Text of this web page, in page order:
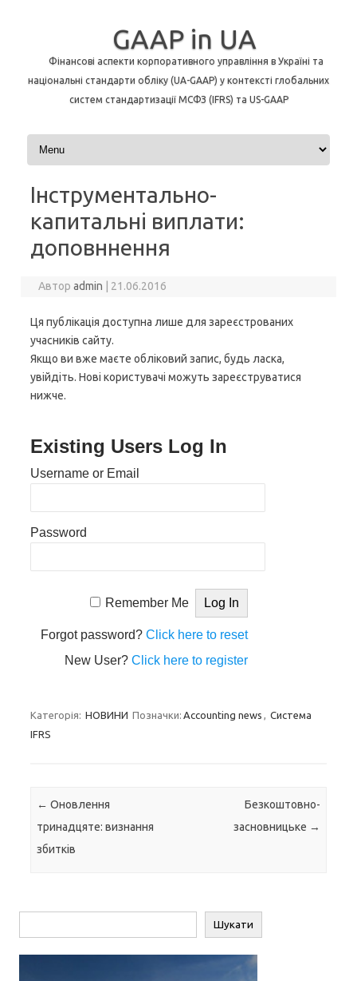
GAAP in UA
Фінансові аспекти корпоративного управління в Україні та
національні стандарти обліку (UA-GAAP) у контексті глобальних
систем стандартизації МСФЗ (IFRS) та US-GAAP
Перейти до контенту
Інструментально-
капитальні виплати:
доповннення
Авторadmin 21.06.2016
Ця публікація доступна лише для зареєстрованих
учасників сайту.
Якщо ви вже маєте обліковий запис, будь ласка,
увійдіть. Нові користувачі можуть зареєструватися
нижче.
Existing Users Log In
Username or Email
Password
Remember Me
Forgot password?Click here to reset
New User?Click here to register
Категорія: НОВИНИ Позначки: Accounting news , Система
IFRS
Навігація по запису
← Оновлення
тринадцяте: визнання
збитків
Безкоштовно-
засновницьке →
Шукати